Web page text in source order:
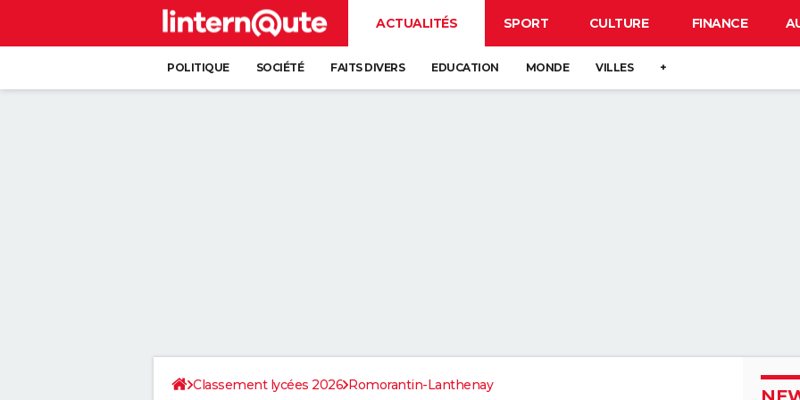
ACTUALITÉS SPORT CULTURE FINANCE
POLITIQUE SOCIÉTÉ FAITS DIVERS EDUCATION MONDE VILLES +
Classement lycées 2026 Romorantin-Lanthenay